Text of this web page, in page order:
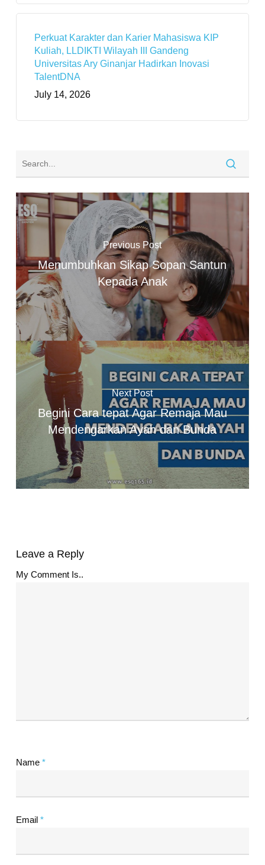
Perkuat Karakter dan Karier Mahasiswa KIP
Kuliah, LLDIKTI Wilayah III Gandeng
Universitas Ary Ginanjar Hadirkan Inovasi
TalentDNA
July 14, 2026
Previous Post
Menumbuhkan Sikap Sopan Santun
Kepada Anak
Next Post
Begini Cara tepat Agar Remaja Mau
Mendengarkan Ayah dan Bunda
Leave a Reply
My Comment Is..
Name *
Email *